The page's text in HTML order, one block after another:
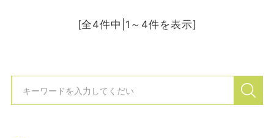
[全4件中|1～4件を表示]